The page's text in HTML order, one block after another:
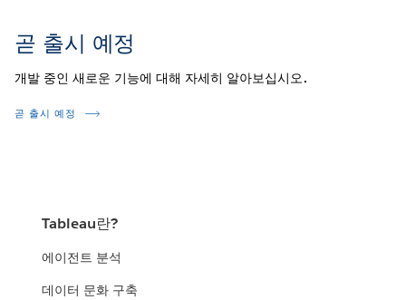
곧 출시 예정
개발 중인 새로운 기능에 대해 자세히 알아보십시오.
곧 출시 예정
Tableau란?
에이전트 분석
데이터 문화 구축